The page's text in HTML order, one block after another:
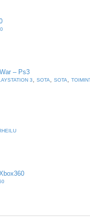
– Ps3
3, SOTA, SOTA,